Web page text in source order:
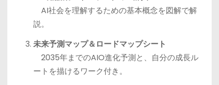
AI社会を理解するための基本概念を図解で解
説。
未来予測マップ＆ロードマップシート
2035年までのAIO進化予測と、自分の成長ル
ートを描けるワーク付き。